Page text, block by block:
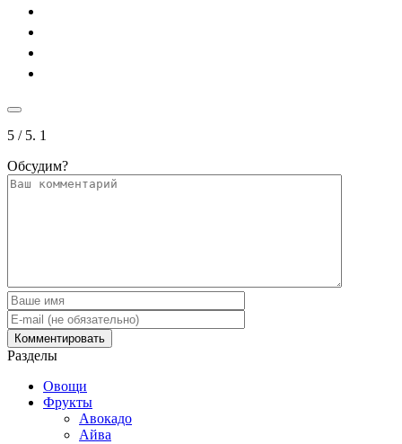
5 / 5. 1
Обсудим?
Разделы
Овощи
Фрукты
Авокадо
Айва